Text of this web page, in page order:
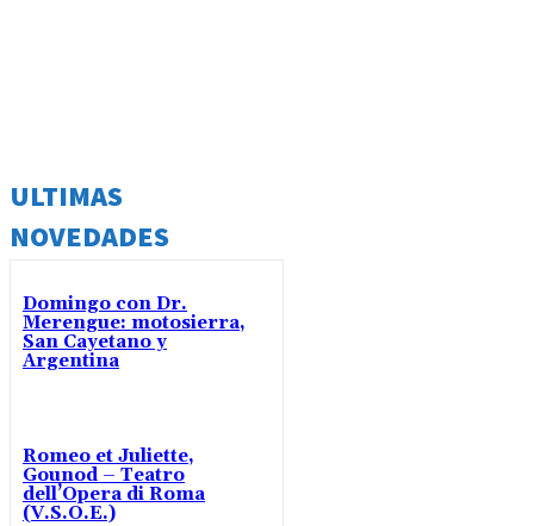
ULTIMAS
NOVEDADES
Domingo con Dr.
Merengue: motosierra,
San Cayetano y
Argentina
Romeo et Juliette,
Gounod – Teatro
dell’Opera di Roma
(V.S.O.E.)